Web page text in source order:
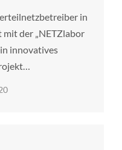
in
der „NETZlabor
innovatives